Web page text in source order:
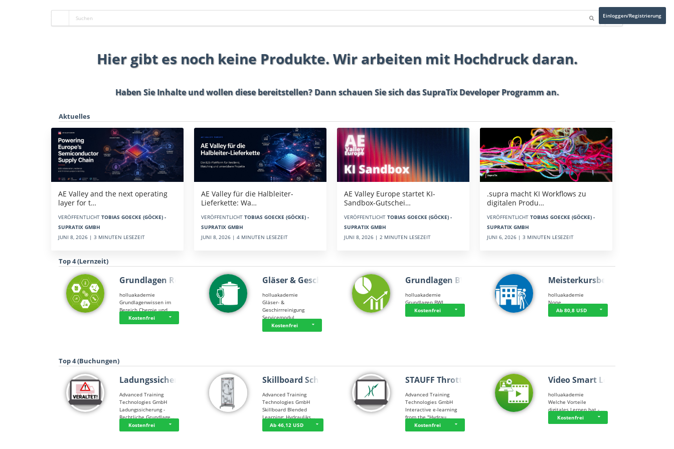
Einloggen/Registrierung
Hier gibt es noch keine Produkte. Wir arbeiten mit Hochdruck daran.
Haben Sie Inhalte und wollen diese bereitstellen? Dann schauen Sie sich dasSupraTix Developer Programman.
Aktuelles
AE Valley and the next operating
layer for t…
VERÖFFENTLICHT TOBIAS GOECKE (GÖCKE) -
SUPRATIX GMBH
JUNI 8, 2026 | 3 MINUTEN LESEZEIT
AE Valley für die Halbleiter-
Lieferkette: Wa…
VERÖFFENTLICHT TOBIAS GOECKE (GÖCKE) -
SUPRATIX GMBH
JUNI 8, 2026 | 4 MINUTEN LESEZEIT
AE Valley Europe startet KI-
Sandbox-Gutschei…
VERÖFFENTLICHT TOBIAS GOECKE (GÖCKE) -
SUPRATIX GMBH
JUNI 8, 2026 | 2 MINUTEN LESEZEIT
.supra macht KI Workflows zu
digitalen Produ…
VERÖFFENTLICHT TOBIAS GOECKE (GÖCKE) -
SUPRATIX GMBH
JUNI 6, 2026 | 3 MINUTEN LESEZEIT
Top 4 (Lernzeit)
Grundlagen Rein…
holluakademie
Grundlagenwissen im
Bereich Chemie und …
Kostenfrei
Gläser & Geschi…
holluakademie
Gläser- &
Geschirrreinigung
Servicemodul
Kostenfrei
Grundlagen BWL
holluakademie
Grundlagen BWL
Kostenfrei
Meisterkursbegl…
holluakademie
None
Ab 80,8 USD
Top 4 (Buchungen)
Ladungssicherung
Advanced Training
Technologies GmbH
Ladungssicherung -
Rechtliche Grundlage…
Kostenfrei
Skillboard Schl…
Advanced Training
Technologies GmbH
Skillboard Blended
Learning: Hydrauliks…
Ab 46,12 USD
STAUFF Throttle…
Advanced Training
Technologies GmbH
Interactive e-learning
from the "Hydrau…
Kostenfrei
Video Smart Lea…
holluakademie
Welche Vorteile
digitales Lernen hat - …
Kostenfrei